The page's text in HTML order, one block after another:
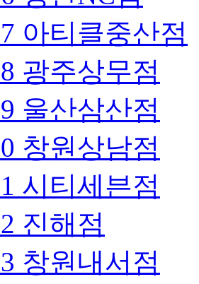
아티클중산점
광주상무점
울산삼산점
창원상남점
시티세븐점
진해점
창원내서점